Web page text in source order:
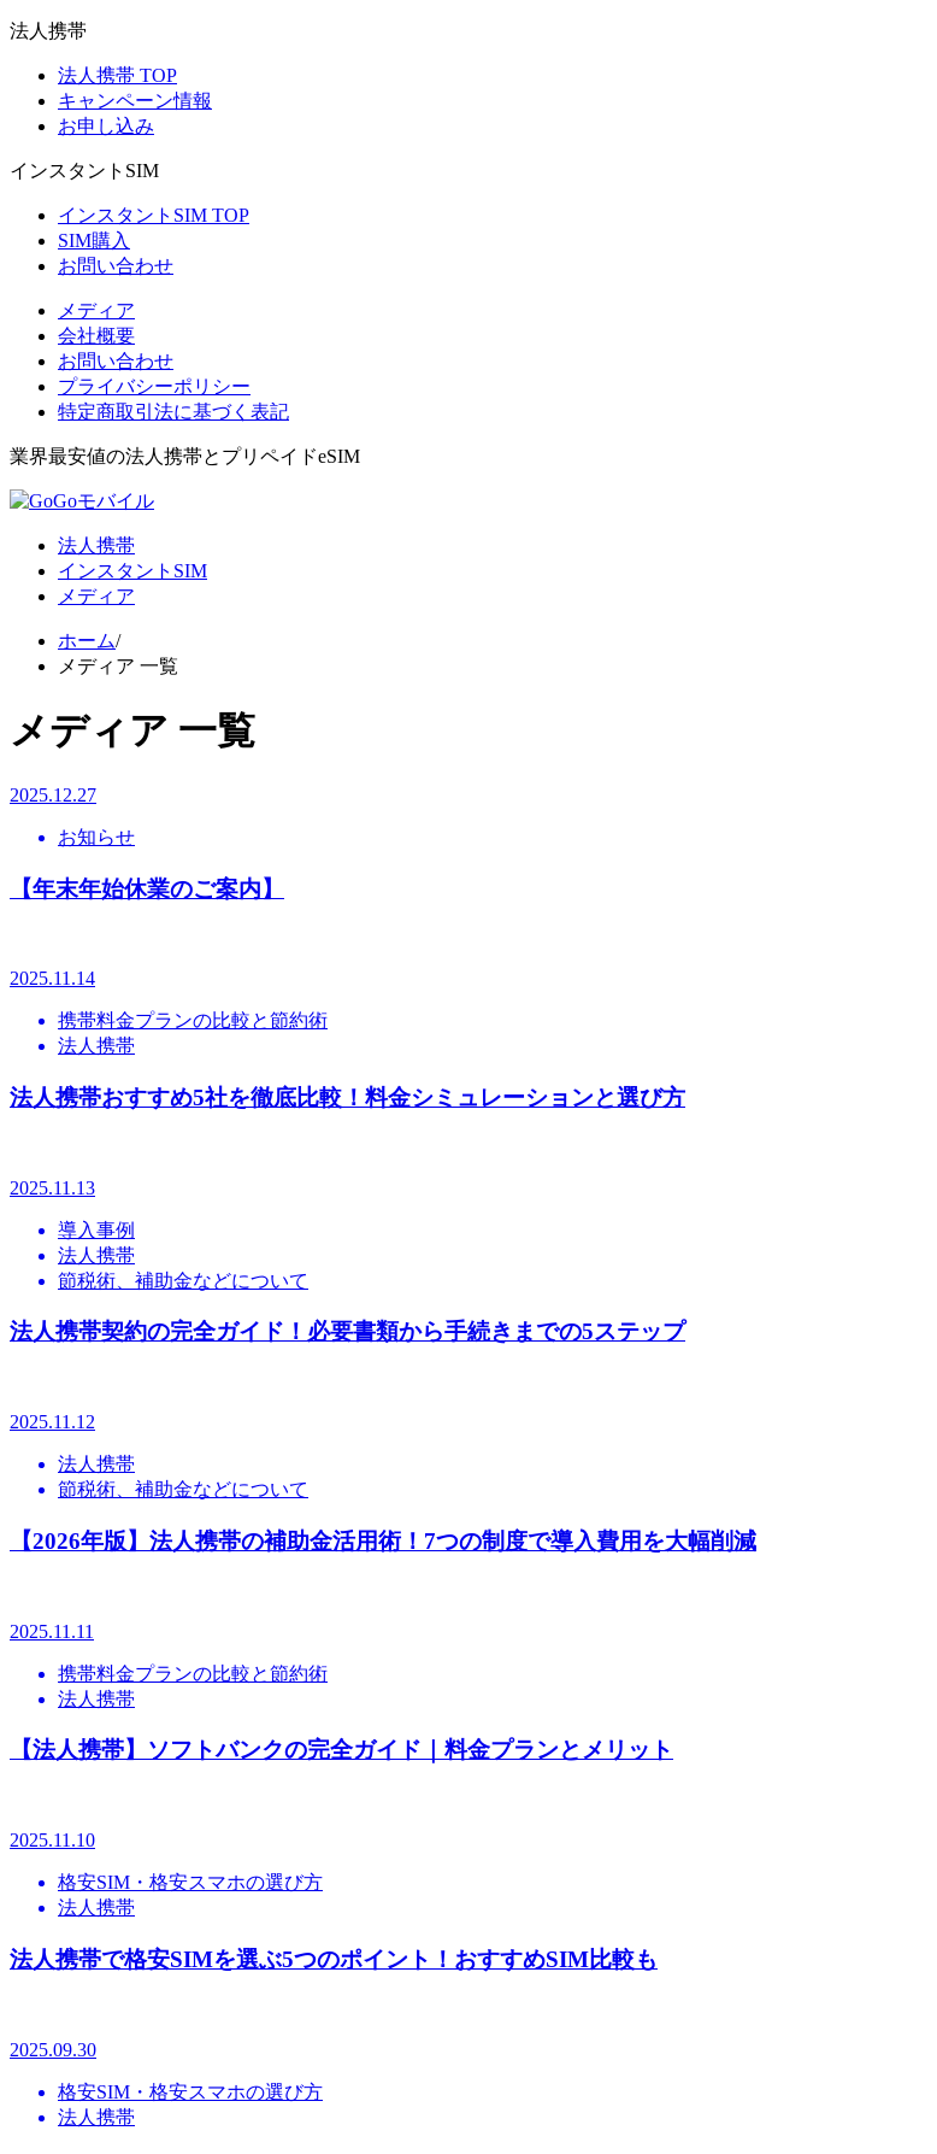
法人携帯
法人携帯 TOP
キャンペーン情報
お申し込み
インスタントSIM
インスタントSIM TOP
SIM購入
お問い合わせ
メディア
会社概要
お問い合わせ
プライバシーポリシー
特定商取引法に基づく表記
業界最安値の法人携帯とプリペイドeSIM
法人携帯
インスタントSIM
メディア
ホーム/
メディア 一覧
メディア 一覧
2025.12.27
お知らせ
【年末年始休業のご案内】
2025.11.14
携帯料金プランの比較と節約術
法人携帯
法人携帯おすすめ5社を徹底比較！料金シミュレーションと選び方
2025.11.13
導入事例
法人携帯
節税術、補助金などについて
法人携帯契約の完全ガイド！必要書類から手続きまでの5ステップ
2025.11.12
法人携帯
節税術、補助金などについて
【2026年版】法人携帯の補助金活用術！7つの制度で導入費用を大幅削減
2025.11.11
携帯料金プランの比較と節約術
法人携帯
【法人携帯】ソフトバンクの完全ガイド｜料金プランとメリット
2025.11.10
格安SIM・格安スマホの選び方
法人携帯
法人携帯で格安SIMを選ぶ5つのポイント！おすすめSIM比較も
2025.09.30
格安SIM・格安スマホの選び方
法人携帯